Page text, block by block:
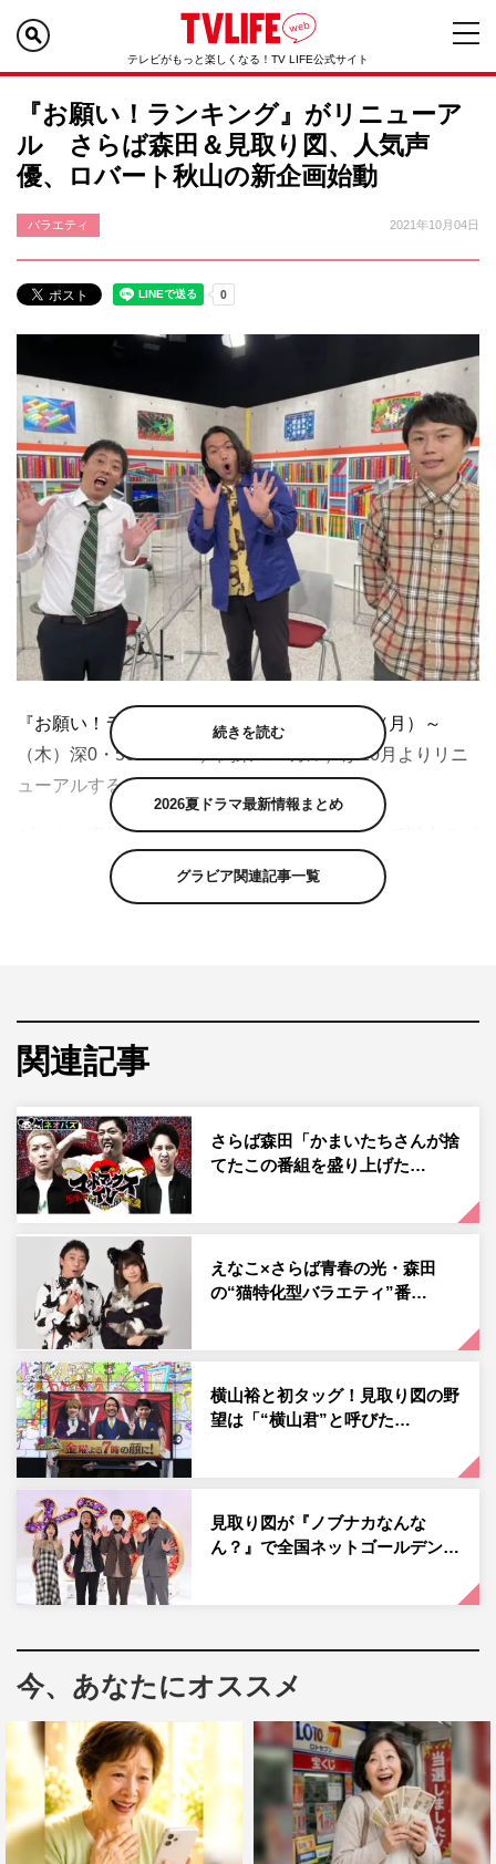
テレビがもっと楽しくなる！TV LIFE公式サイト
『お願い！ランキング』がリニューア
ル さらば森田＆見取り図、人気声
優、ロバート秋山の新企画始動
バラエティ 2021年10月04日
『お願い！ランキング』（テレビ朝日 毎週（月）～
（木）深0・50～1・20／関東ローカル）が10月よりリニ
ューアルする。
ゲーム、声優、ヒット商品調査、映画など今まで以上にパ
ワーアップし、バラエティー豊かな新企画がスタート。10
月4日（月）初回放送となる『お願い！ゲーム予備校』
ば青春の光の森田哲矢、生徒として見取り図が出演する。
初回は、さらば青春の光や見取り図とも仲良しのニューヨ
作る！」を放送。森田は実際に訪れたことがあるというニ
ューヨーク・屋敷裕政の母が経営するカラオケ店で起きた
事件を基にしたゲームを考案するが、話はどんどん悪ノリ
いっぽう見取り図・盛山晋太郎がニューヨークのトラウマ
になっているという『M-1グランプリ』で起こったあの事
件をモデルにゲームを考案すると、「まだこんなイジられ
方する…？」と苦笑いの屋敷。さらに「今ひらめきまし
た！」と得意げな見取り図・リリーの考案したゲームに某
有名ゲームのパクリ疑惑が浮上するなど、行き当たりばっ
たりなプレゼンにニューヨークもあきれ顔を見せる。
さらに森田は「ただわちゃわちゃしてただけ！」と笑顔で
語りながらも「そろそろ会心のゲームを作って金を稼がな
いと…」と野心を燃やし、盛山も「（番組内でやったゲー
ムを）早く帰ってやりたい！」と語る。
火曜日の企画は『声優わちゃわちゃ』。今大人気の声優た
ちが「プライベートでも仲の良いもの同士」「レギュラー
くくりで集合する。
初回は森久保祥太郎、寺島拓篤、野島裕史、保住有哉の
「森久保祥太郎軍団」。『「ステーキな声優黒歴史」でわ
ちゃわちゃ』『さまざまな「主人公やりたい漫画を語って
続きを読む
2026夏ドラマ最新情報まとめ
グラビア関連記事一覧
関連記事
さらば森田「かまいたちさんが捨
てたこの番組を盛り上げた…
えなこ×さらば青春の光・森田
の“猫特化型バラエティ”番…
横山裕と初タッグ！見取り図の野
望は「“横山君”と呼びた…
見取り図が『ノブナカなんな
ん？』で全国ネットゴールデン…
今、あなたにオススメ